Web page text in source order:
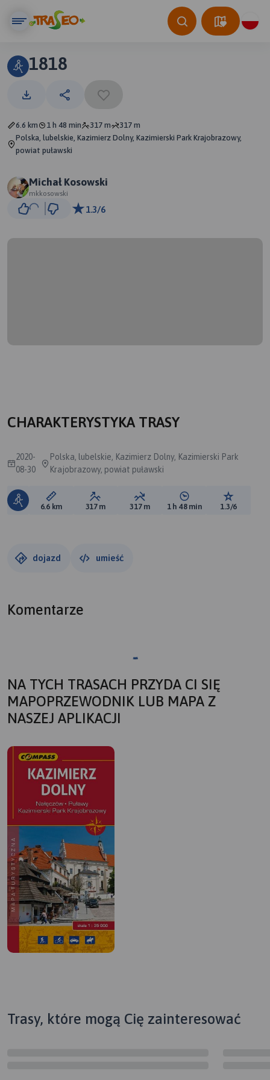
1818
6.6 km 1 h 48 min 317 m
317 m
Polska, lubelskie, Kazimierz Dolny, Kazimierski Park Krajobrazowy,
powiat puławski
Michał Kosowski
mkkosowski
1.3/6
CHARAKTERYSTYKA TRASY
2020-
08-30
Polska, lubelskie, Kazimierz Dolny, Kazimierski Park
Krajobrazowy, powiat puławski
Długość trasy:
6.6 km Suma przewyższeń:
317 m Suma spadków:
317 m Średni czas potrzebny
1 h 48 min Ocena
1.3/6
dojazd umieść
Komentarze
NA TYCH TRASACH PRZYDA CI SIĘ
MAPOPRZEWODNIK LUB MAPA Z
NASZEJ APLIKACJI
Trasy, które mogą Cię zainteresować